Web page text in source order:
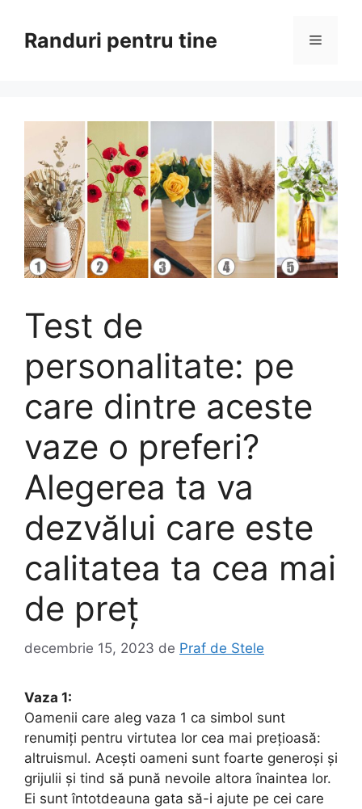
conținutRanduri pentru tine Meniu
Test de
personalitate: pe
care dintre aceste
vaze o preferi?
Alegerea ta va
dezvălui care este
calitatea ta cea mai
de preț
decembrie 15, 2023 de Praf de Stele
Vaza 1:
Oamenii care aleg vaza 1 ca simbol sunt
renumiți pentru virtutea lor cea mai prețioasă:
altruismul. Acești oameni sunt foarte generoși și
grijulii și tind să pună nevoile altora înaintea lor.
Ei sunt întotdeauna gata să-i ajute pe cei care